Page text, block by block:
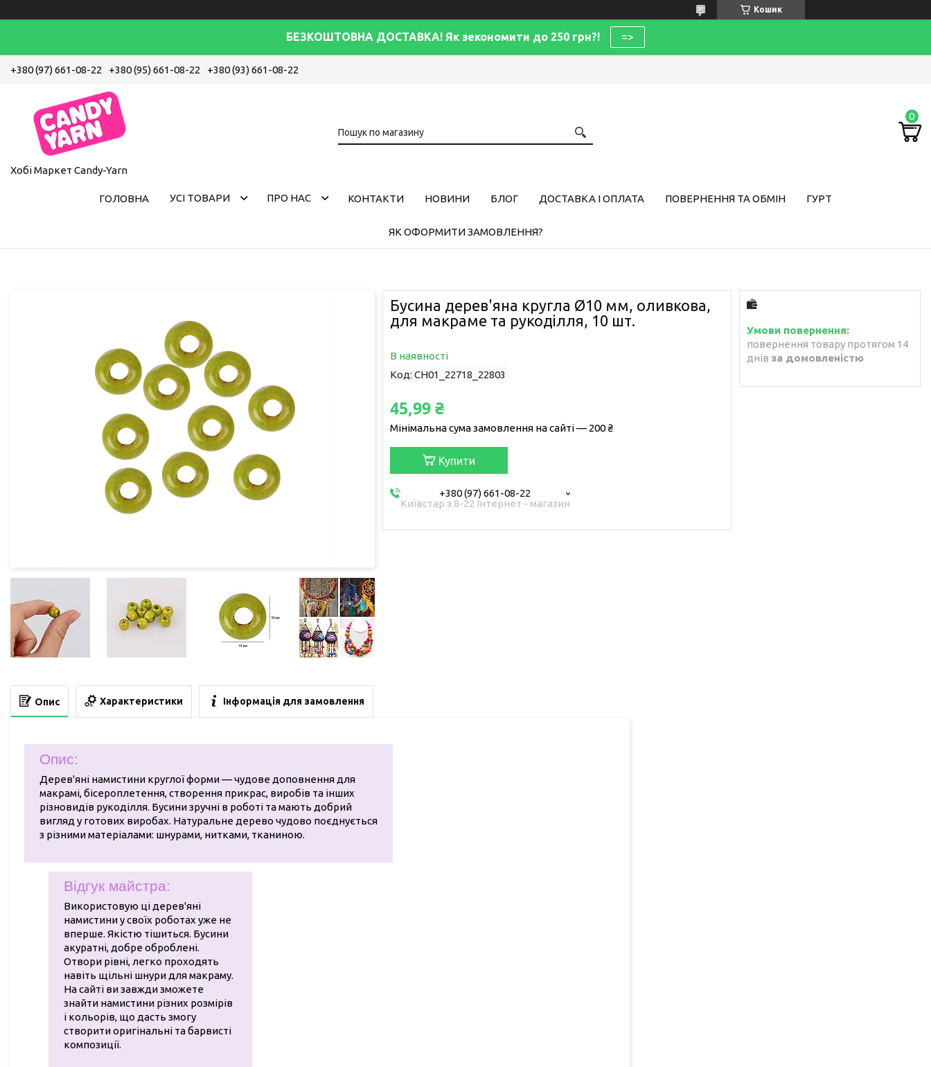
Кошик
БЕЗКОШТОВНА ДОСТАВКА! Як зекономити до 250 грн?! =>
+380 (97) 661-08-22 +380 (95) 661-08-22 +380 (93) 661-08-22
Хобі Маркет Candy-Yarn
ГОЛОВНА УСІ ТОВАРИ ПРО НАС КОНТАКТИ НОВИНИ БЛОГ ДОСТАВКА І ОПЛАТА ПОВЕРНЕННЯ ТА ОБМІН ГУРТ
ЯК ОФОРМИТИ ЗАМОВЛЕННЯ?
Бусина дерев'яна кругла Ø10 мм, оливкова,
для макраме та рукоділля, 10 шт.
В наявності
Код: CH01_22718_22803
45,99 ₴
Мінімальна сума замовлення на сайті — 200 ₴
Купити
+380 (97) 661-08-22
Київстар з 8-22 Інтернет - магазин
повернення товару протягом 14
днів за домовленістю
Опис Характеристики Інформація для замовлення
Опис:
Дерев'яні намистини круглої форми — чудове доповнення для
макрамі, бісероплетення, створення прикрас, виробів та інших
різновидів рукоділля. Бусини зручні в роботі та мають добрий
вигляд у готових виробах. Натуральне дерево чудово поєднується
з різними матеріалами: шнурами, нитками, тканиною.
Відгук майстра:
Використовую ці дерев'яні
намистини у своїх роботах уже не
вперше. Якістю тішиться. Бусини
акуратні, добре оброблені.
Отвори рівні, легко проходять
навіть щільні шнури для макраму.
На сайті ви завжди зможете
знайти намистини різних розмірів
і кольорів, що дасть змогу
створити оригінальні та барвисті
композиції.